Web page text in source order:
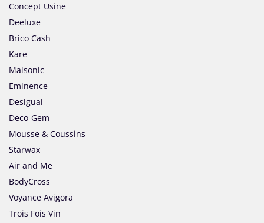
Concept Usine
Deeluxe
Brico Cash
Kare
Maisonic
Eminence
Desigual
Deco-Gem
Mousse & Coussins
Starwax
Air and Me
BodyCross
Voyance Avigora
Trois Fois Vin